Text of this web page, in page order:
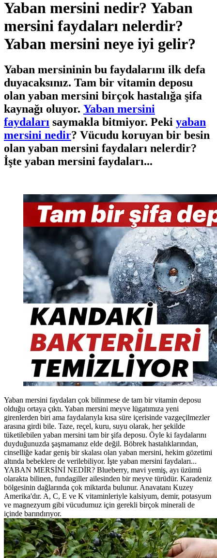
Yaban mersini nedir? Yaban
mersini faydaları nelerdir?
Yaban mersini neye iyi gelir?
Yaban mersininin bu faydalarını ilk defa
duyacaksınız. Tam bir vitamin deposu
olan yaban mersini birçok hastalığa şifa
kaynağı oluyor. Yaban mersini
faydaları saymakla bitmiyor. Peki yaban
mersini nedir? Vücudu koruyan bir besin
olan yaban mersini faydaları nelerdir?
İşte yaban mersini faydaları...
Yaban mersini faydaları çok bilinmese de tam bir vitamin deposu
olduğu ortaya çıktı. Yaban mersini meyve lügatımıza yeni
girenlerden biri ama faydalarıyla kısa süre içerisinde vazgeçilmezler
arasına girdi bile. Taze, reçel, kuru, suyu olarak, her şekilde
tüketilebilen yaban mersini tam bir şifa deposu. Öyle ki faydalarını
duyduğunuzda şaşmamanız elde değil. Böbrek hastalıklarından,
cinselliğe kadar geniş bir skalası olan yaban mersini, hekim gözetimi
altında bebeklere de verilebiliyor. İşte yaban mersini faydaları...
YABAN MERSİNİ NEDİR? Blueberry, mavi yemiş, ayı üzümü
olarakta bilinen, fundagiller ailesinden bir meyve türüdür. Karadeniz
bölgesinin dağlarında çok miktarda bulunur. Anavatanı Kuzey
Amerika'dır. A, C, E ve K vitaminleriyle kalsiyum, demir, potasyum
ve magnezyum gibi vücudumuz için gerekli birçok minerali de
içinde barındırıyor.